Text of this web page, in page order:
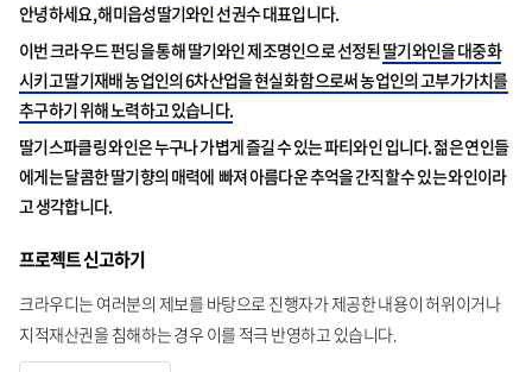
안녕하세요, 해미읍성딸기와인 선권수 대표입니다.
이번 크라우드 펀딩을 통해 딸기와인 제조명인으로 선정된딸기와인을 대중화
시키고 딸기재배 농업인의 6차산업을 현실화 함으로써 농업인의 고부가가치를
추구하기 위해 노력하고 있습니다.
딸기스파클링 와인은 누구나 가볍게 즐길 수 있는 파티와인 입니다. 젊은 연인들
에게는 달콤한 딸기향의 매력에 빠져 아름다운 추억을 간직할 수 있는 와인이라
고 생각합니다.
프로젝트 신고하기
크라우디는 여러분의 제보를 바탕으로 진행자가 제공한 내용이 허위이거나
지적재산권을 침해하는 경우 이를 적극 반영하고 있습니다.